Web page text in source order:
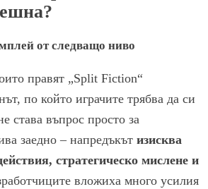
от следващо ниво
правят „Split Fiction“
по който играчите трябва да си
става въпрос просто за
заедно – напредъкът изисква
стратегическо мислене и
вложиха много усилия